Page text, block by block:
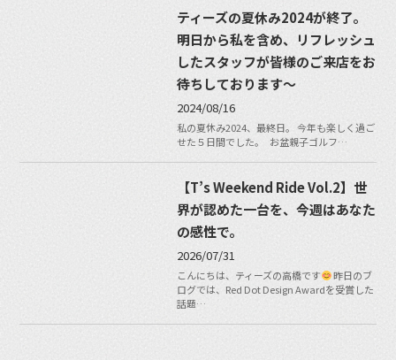
ティーズの夏休み2024が終了。
明日から私を含め、リフレッシュ
したスタッフが皆様のご来店をお
待ちしております〜
2024/08/16
私の夏休み2024、最終日。 今年も楽しく過ご
せた５日間でした。 お盆親子ゴルフ…
【T’s Weekend Ride Vol.2】世
界が認めた一台を、今週はあなた
の感性で。
2026/07/31
こんにちは、ティーズの高橋です
昨日のブ
ログでは、Red Dot Design Awardを受賞した
話題…